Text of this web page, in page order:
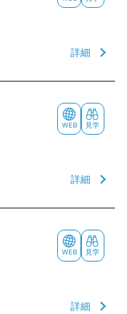
詳細
WEB 見学
詳細
WEB 見学
詳細